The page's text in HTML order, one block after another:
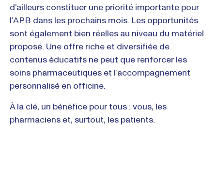
d’ailleurs constituer une priorité importante pour
l’APB dans les prochains mois. Les opportunités
sont également bien réelles au niveau du matériel
proposé. Une offre riche et diversifiée de
contenus éducatifs ne peut que renforcer les
soins pharmaceutiques et l’accompagnement
personnalisé en officine.
À la clé, un bénéfice pour tous : vous, les
pharmaciens et, surtout, les patients.